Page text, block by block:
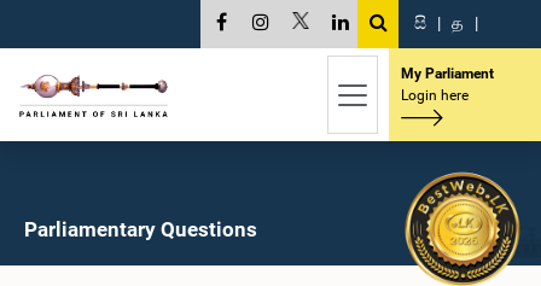
සි | த |
My Parliament
Login here
Parliamentary Questions